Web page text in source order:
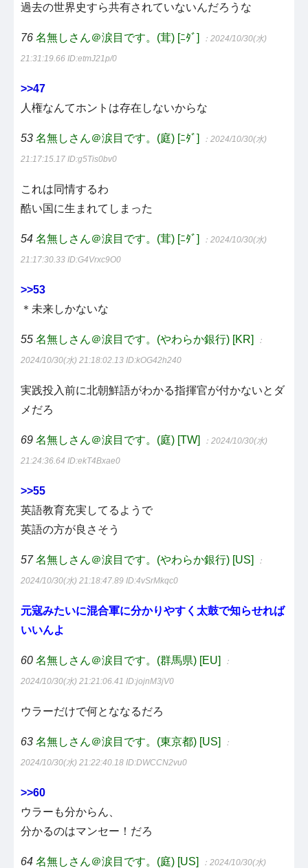
過去の世界史すら共有されていないんだろうな
76 名無しさん＠涙目です。(茸) [ﾆﾀﾞ] ：2024/10/30(水)
21:31:19.66 ID:etmJ21p/0
>>47
人権なんてホントは存在しないからな
53 名無しさん＠涙目です。(庭) [ﾆﾀﾞ] ：2024/10/30(水)
21:17:15.17 ID:g5Tis0bv0
これは同情するわ
酷い国に生まれてしまった
54 名無しさん＠涙目です。(茸) [ﾆﾀﾞ] ：2024/10/30(水)
21:17:30.33 ID:G4Vrxc9O0
>>53
＊未来しかないな
55 名無しさん＠涙目です。(やわらか銀行) [KR] ：
2024/10/30(水) 21:18:02.13 ID:kOG42h240
実践投入前に北朝鮮語がわかる指揮官が付かないとダ
メだろ
69 名無しさん＠涙目です。(庭) [TW] ：2024/10/30(水)
21:24:36.64 ID:ekT4Bxae0
>>55
英語教育充実してるようで
英語の方が良さそう
57 名無しさん＠涙目です。(やわらか銀行) [US] ：
2024/10/30(水) 21:18:47.89 ID:4vSrMkqc0
元寇みたいに混合軍に分かりやすく太鼓で知らせれば
いいんよ
60 名無しさん＠涙目です。(群馬県) [EU] ：
2024/10/30(水) 21:21:06.41 ID:jojnM3jV0
ウラーだけで何とななるだろ
63 名無しさん＠涙目です。(東京都) [US] ：
2024/10/30(水) 21:22:40.18 ID:DWCCN2vu0
>>60
ウラーも分からん、
分かるのはマンセー！だろ
64 名無しさん＠涙目です。(庭) [US] ：2024/10/30(水)